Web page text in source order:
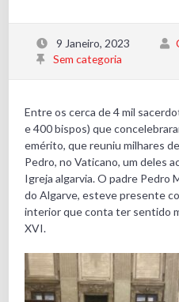
9 Janeiro, 2023
Sem categoria
Entre os cerca de 4 mil
e 400 bispos) que
emérito, que reuniu milhares
Pedro, no Vaticano, um deles
Igreja algarvia. O padre Pedro
do Algarve, esteve presente
interior que conta ter sentido
XVI.